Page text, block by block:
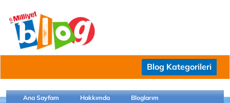
Blog Kategorileri
Ana Sayfam Hakkımda Bloglarım